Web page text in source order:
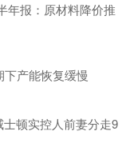
年报：原材料降价推
产能恢复缓慢
顿实控人前妻分走9